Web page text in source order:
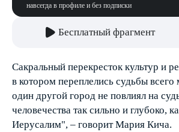
навсегда в профиле и без подписки
Бесплатный фрагмент
Сакральный перекресток культур и
в котором переплелись судьбы
один другой город не повлиял на
человечества так сильно и глубоко,
Иерусалим", – говорит Мария Кича.